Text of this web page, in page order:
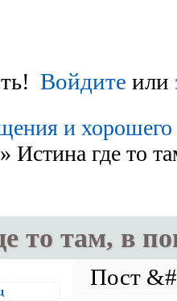
Войдите или
и хорошего
» Истина где то
то там, в